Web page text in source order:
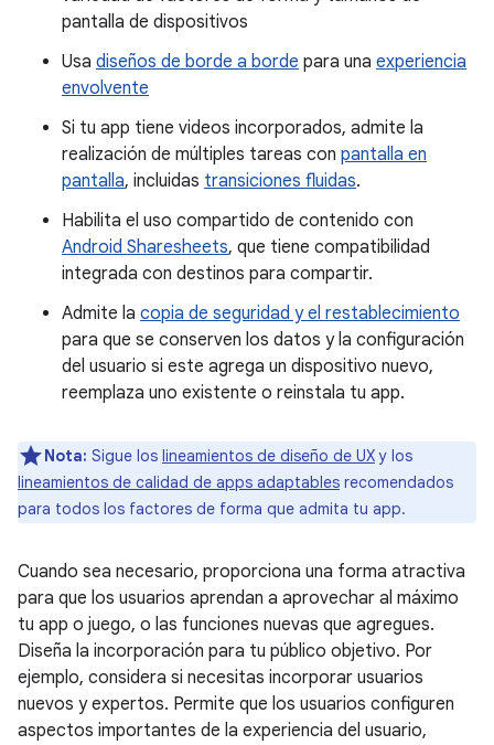
pantalla de dispositivos
Usa diseños de borde a borde para una experiencia
envolvente
Si tu app tiene videos incorporados, admite la
realización de múltiples tareas con pantalla en
pantalla, incluidas transiciones fluidas.
Habilita el uso compartido de contenido con
Android Sharesheets, que tiene compatibilidad
integrada con destinos para compartir.
Admite la copia de seguridad y el restablecimiento
para que se conserven los datos y la configuración
del usuario si este agrega un dispositivo nuevo,
reemplaza uno existente o reinstala tu app.
Nota: Sigue los lineamientos de diseño de UXy los
lineamientos de calidad de apps adaptables recomendados
para todos los factores de forma que admita tu app.
Cuando sea necesario, proporciona una forma atractiva
para que los usuarios aprendan a aprovechar al máximo
tu app o juego, o las funciones nuevas que agregues.
Diseña la incorporación para tu público objetivo. Por
ejemplo, considera si necesitas incorporar usuarios
nuevos y expertos. Permite que los usuarios configuren
aspectos importantes de la experiencia del usuario,